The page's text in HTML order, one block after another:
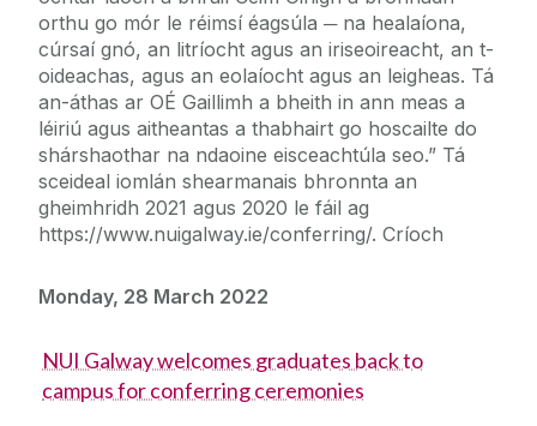
orthu go mór le réimsí éagsúla ─ na healaíona,
cúrsaí gnó, an litríocht agus an iriseoireacht, an t-
oideachas, agus an eolaíocht agus an leigheas. Tá
an-áthas ar OÉ Gaillimh a bheith in ann meas a
léiriú agus aitheantas a thabhairt go hoscailte do
shárshaothar na ndaoine eisceachtúla seo.” Tá
sceideal iomlán shearmanais bhronnta an
gheimhridh 2021 agus 2020 le fáil ag
https://www.nuigalway.ie/conferring/. Críoch
Monday, 28 March 2022
NUI Galway welcomes graduates back to
campus for conferring ceremonies